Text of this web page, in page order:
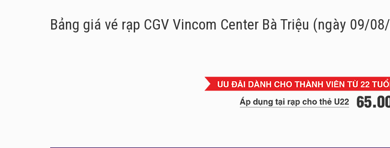
Bảng giá vé rạp CGV Vincom Center Bà Triệu (ngày 09/